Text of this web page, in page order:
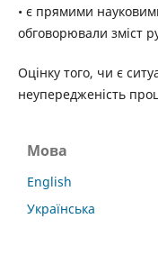
• є прямими
обговорювали зміст
Оцінку того, чи є
неупередженість
Мова
English
Українська